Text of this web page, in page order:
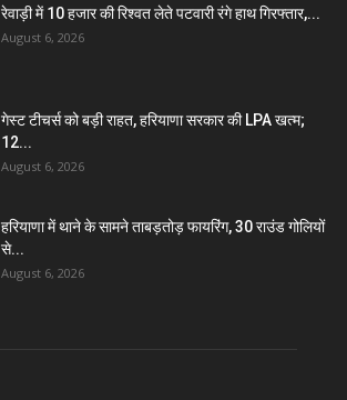
रेवाड़ी में 10 हजार की रिश्वत लेते पटवारी रंगे हाथ गिरफ्तार,...
August 6, 2026
गेस्ट टीचर्स को बड़ी राहत, हरियाणा सरकार की LPA खत्म;
12...
August 6, 2026
हरियाणा में थाने के सामने ताबड़तोड़ फायरिंग, 30 राउंड गोलियों
से...
August 6, 2026